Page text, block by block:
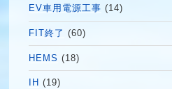
EV車用電源工事 (14)
FIT終了 (60)
HEMS (18)
IH (19)